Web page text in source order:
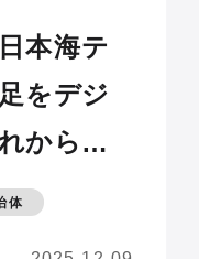
本海テ
をデジ
からの
カギに
体